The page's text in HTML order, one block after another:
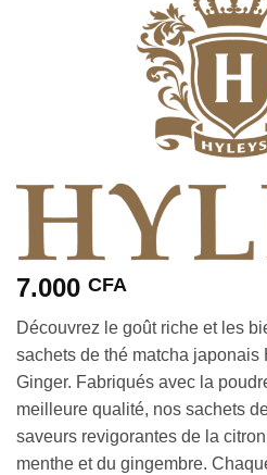
7.000 CFA
Découvrez le goût riche et les
sachets de thé matcha japonais
Ginger. Fabriqués avec la
meilleure qualité, nos sachets
saveurs revigorantes de la
menthe et du gingembre.